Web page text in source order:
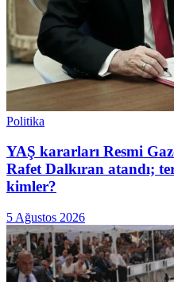
Politika
YAŞ kararları Resmi
Rafet Dalkıran atandı;
kimler?
5 Ağustos 2026